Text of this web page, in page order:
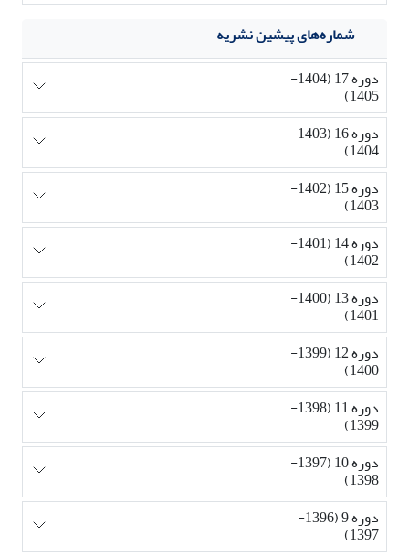
شماره‌های پیشین نشریه
دوره 17 (1404-
1405)
دوره 16 (1403-
1404)
دوره 15 (1402-
1403)
دوره 14 (1401-
1402)
دوره 13 (1400-
1401)
دوره 12 (1399-
1400)
دوره 11 (1398-
1399)
دوره 10 (1397-
1398)
دوره 9 (1396-
1397)